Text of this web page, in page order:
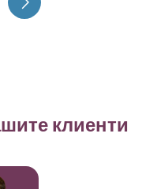
клиенти